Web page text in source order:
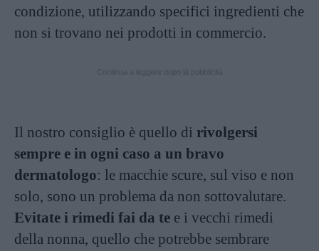
condizione, utilizzando specifici ingredienti che
non si trovano nei prodotti in commercio.
Il nostro consiglio è quello di rivolgersi
sempre e in ogni caso a un bravo
dermatologo: le macchie scure, sul viso e non
solo, sono un problema da non sottovalutare.
Evitate i rimedi fai da te e i vecchi rimedi
della nonna, quello che potrebbe sembrare